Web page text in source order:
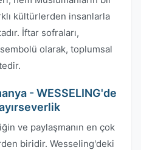
kültürlerden insanlarla
İftar sofraları,
olarak, toplumsal
- WESSELING'de
ve paylaşmanın en çok
biridir. Wesseling'deki